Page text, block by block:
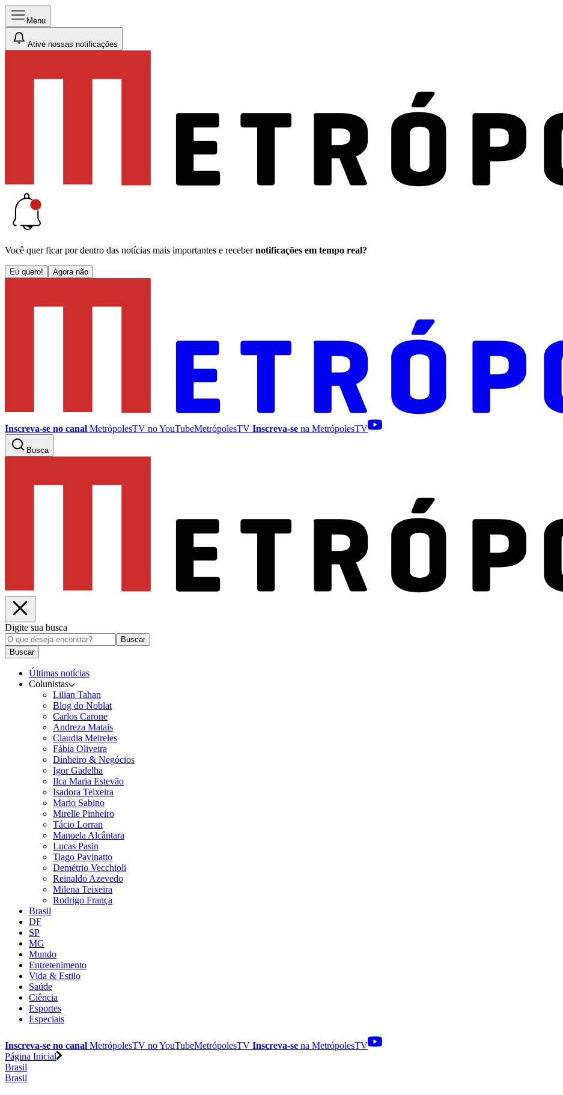
Menu
Ative nossas notificações
Você quer ficar por dentro das notícias mais importantes e receber notificações em tempo real?
Eu quero! Agora não
Inscreva-se no canal MetrópolesTV noYouTubeMetrópolesTV Inscreva-se na MetrópolesTV
Busca
Digite sua busca
Buscar
Buscar
Últimas notícias
Colunistas
Lilian Tahan
Blog do Noblat
Carlos Carone
Andreza Matais
Claudia Meireles
Fábia Oliveira
Dinheiro & Negócios
Igor Gadelha
Ilca Maria Estevão
Isadora Teixeira
Mario Sabino
Mirelle Pinheiro
Tácio Lorran
Manoela Alcântara
Lucas Pasin
Tiago Pavinatto
Demétrio Vecchioli
Reinaldo Azevedo
Milena Teixeira
Rodrigo França
Brasil
DF
SP
MG
Mundo
Entretenimento
Vida & Estilo
Saúde
Ciência
Esportes
Especiais
Inscreva-se no canal MetrópolesTV noYouTubeMetrópolesTV Inscreva-se na MetrópolesTV
Página Inicial
Brasil
Brasil